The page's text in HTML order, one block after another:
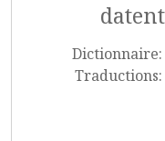
Dictionnaire:
Traductions: